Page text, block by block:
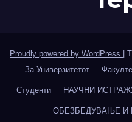
Proudly powered by WordPress
За Универзитетот
Студенти НАУЧНИ
ОБЕЗБЕДУВАЊЕ И